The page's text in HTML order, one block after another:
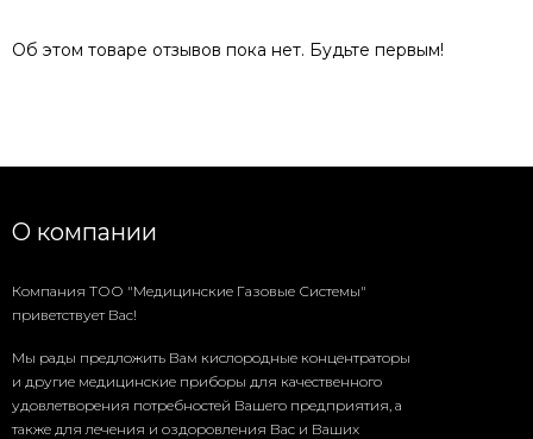
Об этом товаре отзывов пока нет. Будьте первым!
О компании
Компания ТОО "Медицинские Газовые Системы"
приветствует Вас!
Мы рады предложить Вам кислородные концентраторы
и другие медицинские приборы для качественного
удовлетворения потребностей Вашего предприятия, а
также для лечения и оздоровления Вас и Ваших